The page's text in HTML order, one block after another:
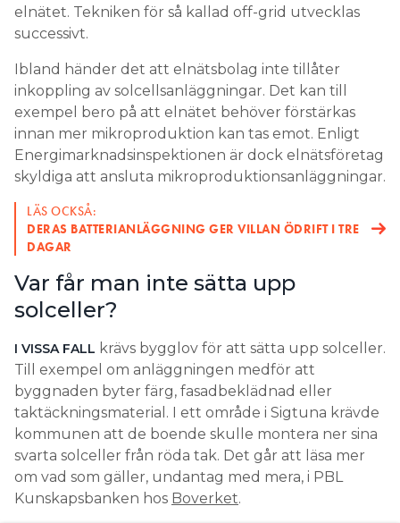
elnätet. Tekniken för så kallad off-grid utvecklas
successivt.
Ibland händer det att elnätsbolag inte tillåter
inkoppling av solcellsanläggningar. Det kan till
exempel bero på att elnätet behöver förstärkas
innan mer mikroproduktion kan tas emot. Enligt
Energimarknadsinspektionen är dock elnätsföretag
skyldiga att ansluta mikroproduktionsanläggningar.
LÄS OCKSÅ:
DERAS BATTERIANLÄGGNING GER VILLAN ÖDRIFT I TRE
DAGAR
Var får man inte sätta upp
solceller?
I VISSA FALL krävs bygglov för att sätta upp solceller.
Till exempel om anläggningen medför att
byggnaden byter färg, fasadbeklädnad eller
taktäckningsmaterial. I ett område i Sigtuna krävde
kommunen att de boende skulle montera ner sina
svarta solceller från röda tak. Det går att läsa mer
om vad som gäller, undantag med mera, i PBL
Kunskapsbanken hos Boverket.